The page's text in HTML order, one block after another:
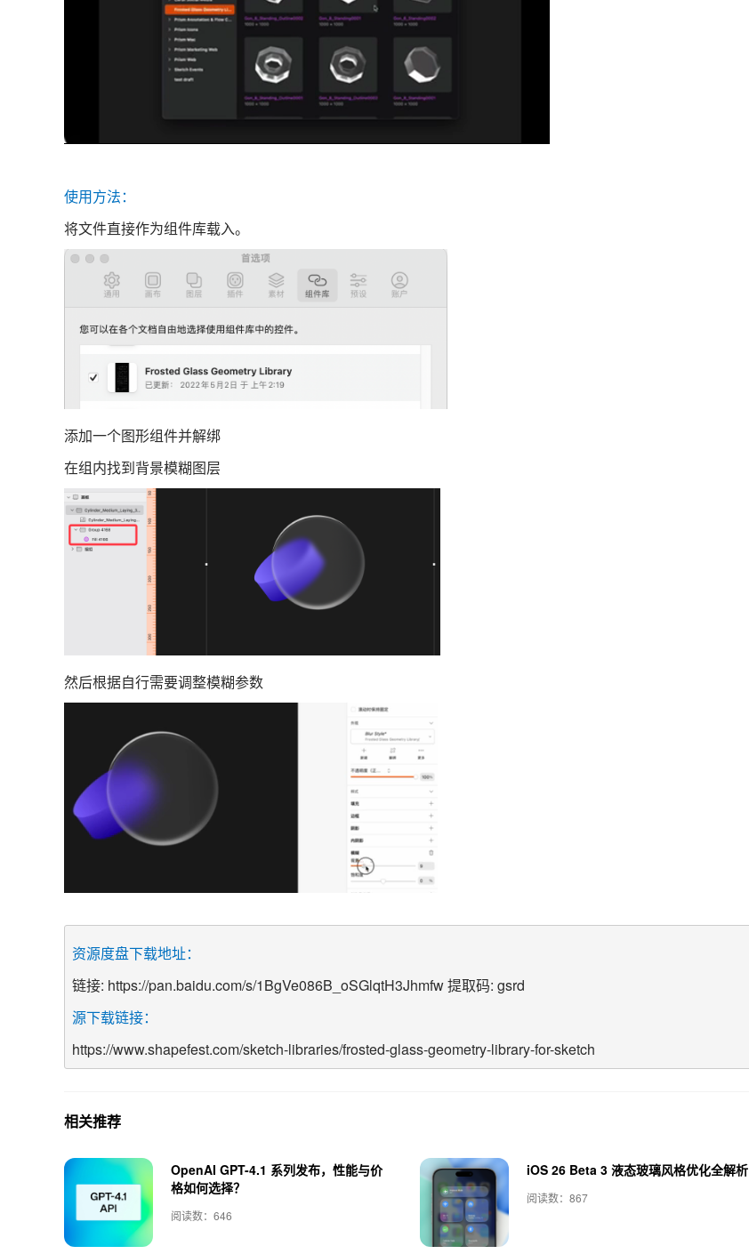
使用方法：
将文件直接作为组件库载入。
添加一个图形组件并解绑
在组内找到背景模糊图层
然后根据自行需要调整模糊参数
资源度盘下载地址：
链接: https://pan.baidu.com/s/1BgVe086B_oSGlqtH3Jhmfw 提取码: gsrd
源下载链接：
https://www.shapefest.com/sketch-libraries/frosted-glass-geometry-library-for-sketch
相关推荐
OpenAI GPT-4.1 系列发布，性能与价
格如何选择？
阅读数：646
iOS 26 Beta 3 液态玻璃风格优化全解析
阅读数：867